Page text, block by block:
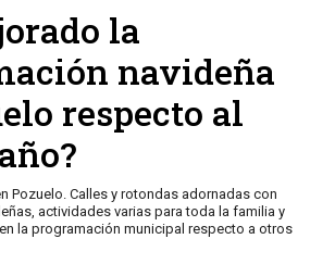
la
navideña
respecto al
Pozuelo. Calles y rotondas adornadas con
actividades varias para toda la familia y
la programación municipal respecto a otros